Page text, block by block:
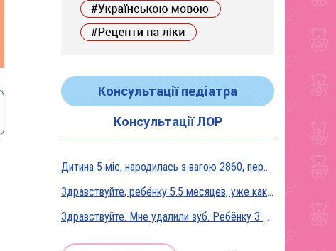
Консультації педіатра
Консультації ЛОР
Дитина 5 міс, народилась з вагою 2860, перебувала в реанімації у дуже тяжкому стані, діагноз Гіпоксична енцефалопатія 2 ст. На даний момент вага 5800, відмовляється від їжі, плаче близько 5 днів, періоди активності присутні, стул зі слизом зелений оформлений, на штучному вигодовуванні Нан безлактозний,за раз або з перервами з'їдає 90-120 мл. Прошу допомоги в даній ситуації?
Здравствуйте, ребёнку 5.5 месяцев, уже как неделю подкармливаю смесью, пробовали 3 вида нан, милупа и остановились на малютке премиум, только вчера появились красные пятна вокруг рта после кормления смесью, и мы опять попробовали милупа и нан, реакция осталась, что делать?
Здравствуйте. Мне удалили зуб. Ребёнку 3 месяца, на ГВ. Какие антибиотики можно принимать? Спасибо